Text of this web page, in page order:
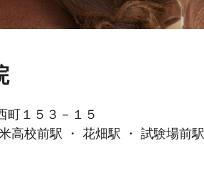
町１５３－１５
高校前駅 ・ 花畑駅 ・ 試験場前駅